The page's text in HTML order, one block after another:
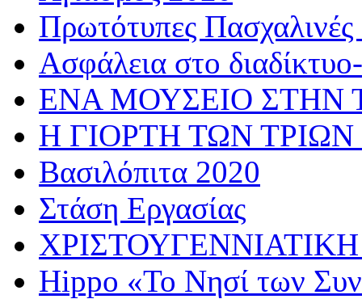
Πρωτότυπες Πασχαλινές
Ασφάλεια στο
ΕΝΑ ΜΟΥΣΕΙΟ ΣΤΗΝ
Η ΓΙΟΡΤΗ ΤΩΝ
Βασιλόπιτα 2020
Στάση Εργασίας
Hippo «Το Νησί των